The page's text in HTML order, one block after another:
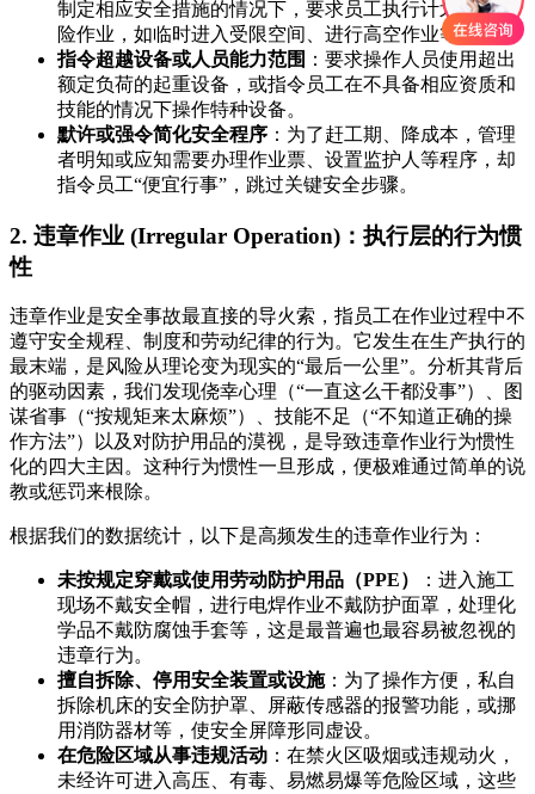
制定相应安全措施的情况下，要求员工执行计划外的危
险作业，如临时进入受限空间、进行高空作业等。
指令超越设备或人员能力范围 ：要求操作人员使用超出
额定负荷的起重设备，或指令员工在不具备相应资质和
技能的情况下操作特种设备。
默许或强令简化安全程序 ：为了赶工期、降成本，管理
者明知或应知需要办理作业票、设置监护人等程序，却
指令员工“便宜行事”，跳过关键安全步骤。
2. 违章作业 (Irregular Operation)：执行层的行为惯
性
违章作业是安全事故最直接的导火索，指员工在作业过程中不
遵守安全规程、制度和劳动纪律的行为。它发生在生产执行的
最末端，是风险从理论变为现实的“最后一公里”。分析其背后
的驱动因素，我们发现侥幸心理（“一直这么干都没事”）、图
谋省事（“按规矩来太麻烦”）、技能不足（“不知道正确的操
作方法”）以及对防护用品的漠视，是导致违章作业行为惯性
化的四大主因。这种行为惯性一旦形成，便极难通过简单的说
教或惩罚来根除。
根据我们的数据统计，以下是高频发生的违章作业行为：
未按规定穿戴或使用劳动防护用品（PPE）
：进入施工
现场不戴安全帽，进行电焊作业不戴防护面罩，处理化
学品不戴防腐蚀手套等，这是最普遍也最容易被忽视的
违章行为。
擅自拆除、停用安全装置或设施：为了操作方便，私自
拆除机床的安全防护罩、屏蔽传感器的报警功能，或挪
用消防器材等，使安全屏障形同虚设。
在危险区域从事违规活动 ：在禁火区吸烟或违规动火，
未经许可进入高压、有毒、易燃易爆等危险区域，这些